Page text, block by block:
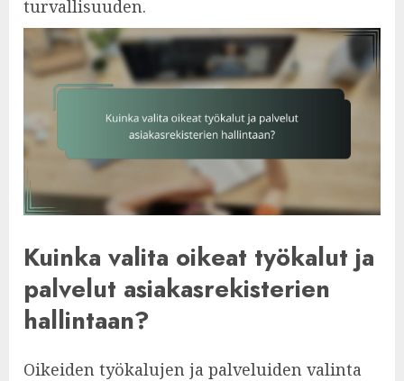
turvallisuuden.
Kuinka valita oikeat työkalut ja
palvelut asiakasrekisterien
hallintaan?
Oikeiden työkalujen ja palveluiden valinta